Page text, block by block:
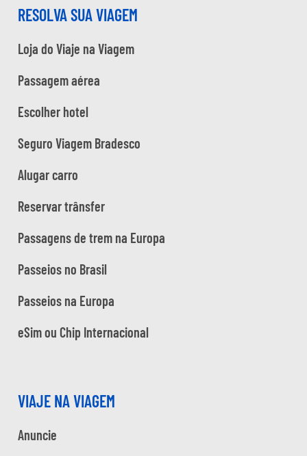
RESOLVA SUA VIAGEM
Loja do Viaje na Viagem
Passagem aérea
Escolher hotel
Seguro Viagem Bradesco
Alugar carro
Reservar trânsfer
Passagens de trem na Europa
Passeios no Brasil
Passeios na Europa
eSim ou Chip Internacional
VIAJE NA VIAGEM
Anuncie